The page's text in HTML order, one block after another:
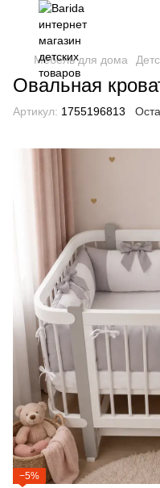
Мебель для дома
Овальная
Артикул: 1755196813
−5%